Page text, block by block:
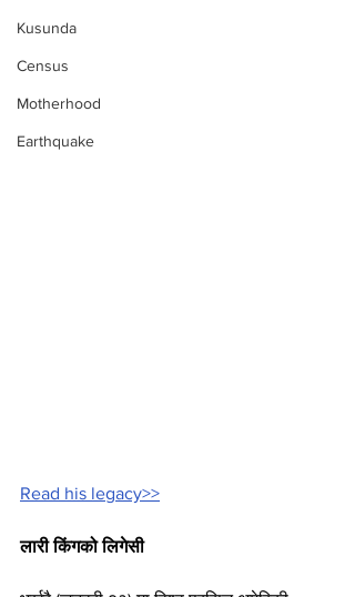
Kusunda
Census
Motherhood
Earthquake
Read his legacy>>
लारी किंगको लिगेसी